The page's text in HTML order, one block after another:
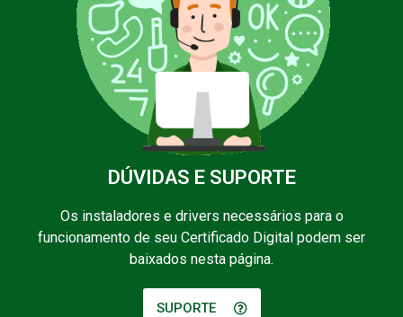
DÚVIDAS E SUPORTE
Os instaladores e drivers necessários para o
funcionamento de seu Certificado Digital podem ser
baixados nesta página.
SUPORTE